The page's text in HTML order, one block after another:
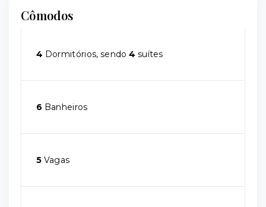
Cômodos
4 Dormitórios, sendo4 suítes
6 Banheiros
5 Vagas